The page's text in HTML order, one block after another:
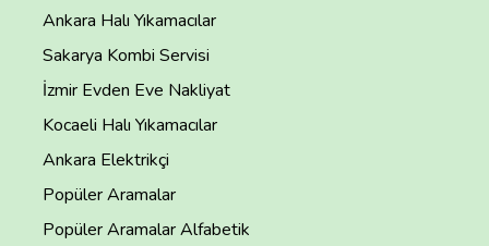
Ankara Halı Yıkamacılar
Sakarya Kombi Servisi
İzmir Evden Eve Nakliyat
Kocaeli Halı Yıkamacılar
Ankara Elektrikçi
Popüler Aramalar
Popüler Aramalar Alfabetik